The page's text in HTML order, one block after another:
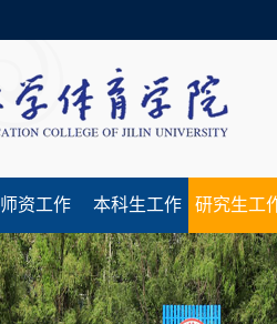
师资工作 本科生工作 研究生工